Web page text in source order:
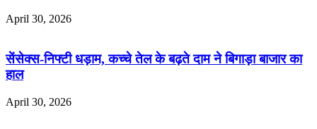
April 30, 2026
सेंसेक्स-निफ्टी धड़ाम, कच्चे तेल के बढ़ते दाम ने बिगाड़ा बाजार का
हाल
April 30, 2026